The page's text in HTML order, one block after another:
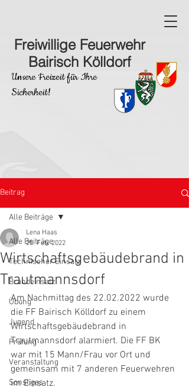
Freiwillige Feuerwehr
Bairisch Kölldorf
Unsere Freizeit für Ihre
Sicherheit!
Beitrag
Alle Beiträge
Technischer Einsatz
Brandeinsatz
Übung
Jugend
Prüfung
Veranstaltung
Sonstiges
Alle Beiträge
Wirtschaftsgebäudebrand in
Trautmannsdorf
Lena Haas
25. Feb. 2022
Am Nachmittag des 22.02.2022 wurde
die FF Bairisch Kölldorf zu einem
Wirtschaftsgebäudebrand in
Trautmannsdorf alarmiert. Die FF BK
war mit 15 Mann/Frau vor Ort und
gemeinsam mit 7 anderen Feuerwehren
im Einsatz.